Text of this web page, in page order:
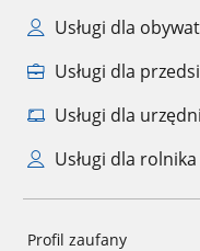
Usługi dla
Usługi dla
Usługi dla
Usługi dla rolnika
Profil zaufany